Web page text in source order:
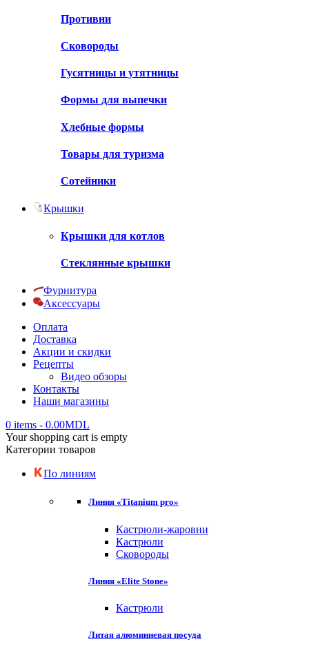
Противни
Сковороды
Гусятницы и утятницы
Формы для выпечки
Хлебные формы
Товары для туризма
Сотейники
Крышки
Крышки для котлов
Стеклянные крышки
Фурнитура
Аксессуары
Оплата
Доставка
Акции и скидки
Рецепты
Видео обзоры
Контакты
Наши магазины
0 items - 0.00MDL
Your shopping cart is empty
Категории товаров
По линиям
Линия «Titanium pro»
Кастрюли-жаровни
Кастрюли
Сковороды
Линия «Elite Stone»
Кастрюли
Литая алюминиевая посуда